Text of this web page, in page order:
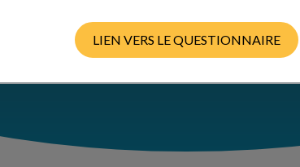
DOWNLOAD THE PDF FILE
LIEN VERS LE QUESTIONNAIRE